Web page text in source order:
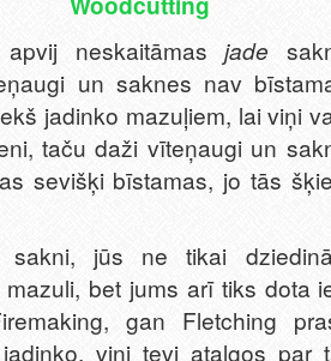
apvij neskaitāmasjade
un saknes nav
jadinko mazuļiem, lai viņi
taču daži vīteņaugi un
sevišķi bīstamas, jo tās
sakni, jūs ne tikai
bet jums arī tiks dota
gan Fletching
viņi tevi atalgos par